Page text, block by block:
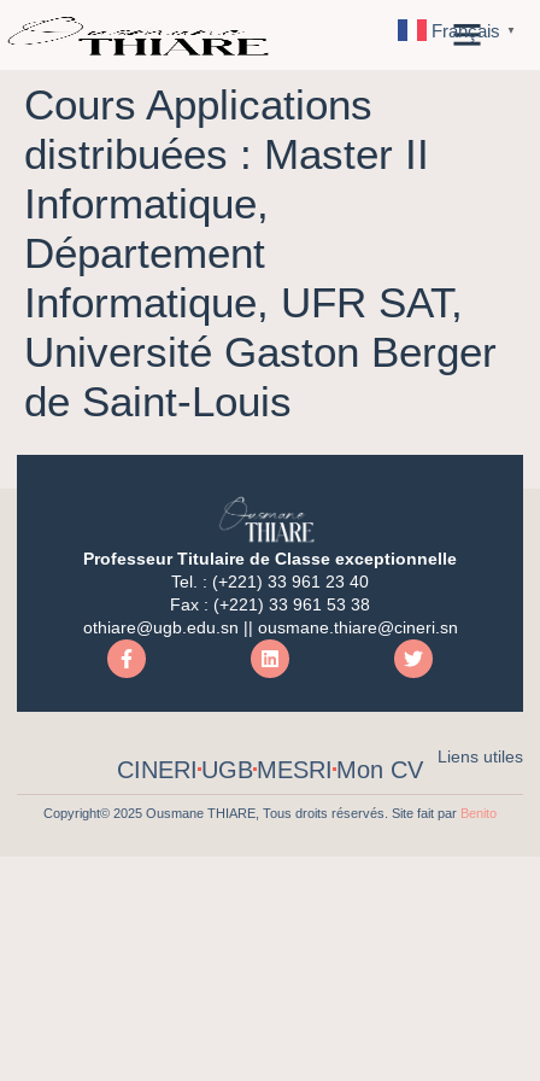
Cours Applications
distribuées : Master II
Informatique,
Département
Informatique, UFR SAT,
Université Gaston Berger
de Saint-Louis
Professeur Titulaire de Classe exceptionnelle
Tel. : (+221) 33 961 23 40
Fax : (+221) 33 961 53 38
othiare@ugb.edu.sn || ousmane.thiare@cineri.sn
Liens utiles
CINERI UGBMESRI Mon CV
Copyright© 2025 Ousmane THIARE, Tous droits réservés. Site fait par Benito
Français ▼